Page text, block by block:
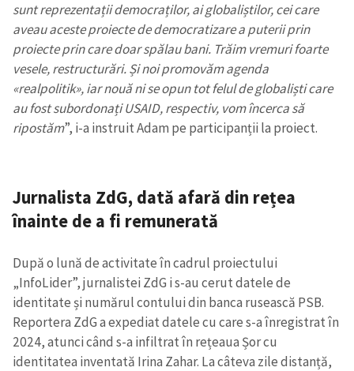
sunt reprezentații democraților, ai globaliștilor, cei care
aveau aceste proiecte de democratizare a puterii prin
proiecte prin care doar spălau bani. Trăim vremuri foarte
vesele, restructurări. Și noi promovăm agenda
«realpolitik», iar nouă ni se opun tot felul de globaliști care
au fost subordonați USAID, respectiv, vom încerca să
ripostăm”, i-a instruit Adam pe participanții la proiect.
Jurnalista ZdG, dată afară din rețea
înainte de a fi remunerată
După o lună de activitate în cadrul proiectului
„InfoLider”, jurnalistei ZdG i s-au cerut datele de
identitate și numărul contului din banca rusească PSB.
Reportera ZdG a expediat datele cu care s-a înregistrat în
2024, atunci când s-a infiltrat în rețeaua Șor cu
identitatea inventată Irina Zahar. La câteva zile distanță,